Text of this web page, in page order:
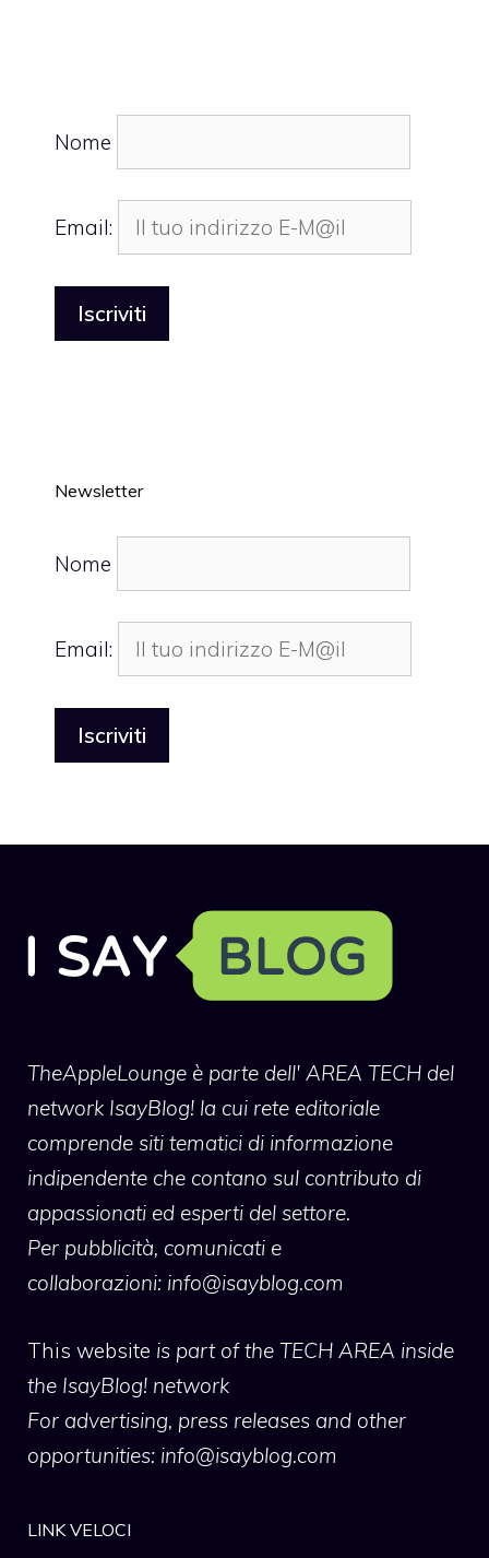
Nome
Email:
Newsletter
Nome
Email:
TheAppleLounge è parte dell' AREA TECH del
network IsayBlog! la cui rete editoriale
comprende siti tematici di informazione
indipendente che contano sul contributo di
appassionati ed esperti del settore.
Per pubblicità, comunicati e
collaborazioni: info@isayblog.com
This website is part of the TECH AREA inside
the IsayBlog! network
For advertising, press releases and other
opportunities: info@isayblog.com
LINK VELOCI